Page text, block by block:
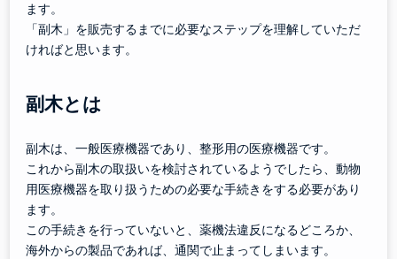
ます。
「副木」を販売するまでに必要なステップを理解していただ
ければと思います。
副木とは
副木は、一般医療機器であり、整形用の医療機器です。
これから副木の取扱いを検討されているようでしたら、動物
用医療機器を取り扱うための必要な手続きをする必要があり
ます。
この手続きを行っていないと、薬機法違反になるどころか、
海外からの製品であれば、通関で止まってしまいます。